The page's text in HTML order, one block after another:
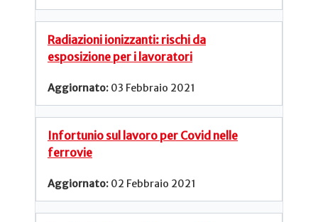
Radiazioni ionizzanti: rischi da
esposizione per i lavoratori
03 Febbraio 2021
Infortunio sul lavoro per Covid nelle
ferrovie
02 Febbraio 2021